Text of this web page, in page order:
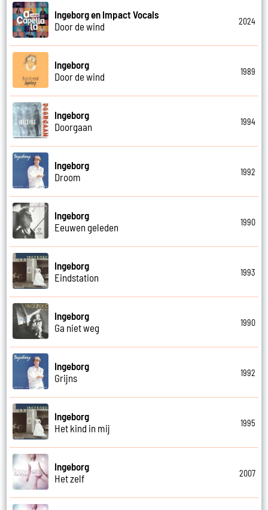
Ingeborg en Impact Vocals
Door de wind
2024
Ingeborg
Door de wind
1989
Ingeborg
Doorgaan
1994
Ingeborg
Droom
1992
Ingeborg
Eeuwen geleden
1990
Ingeborg
Eindstation
1993
Ingeborg
Ga niet weg
1990
Ingeborg
Grijns
1992
Ingeborg
Het kind in mij
1995
Ingeborg
Het zelf
2007